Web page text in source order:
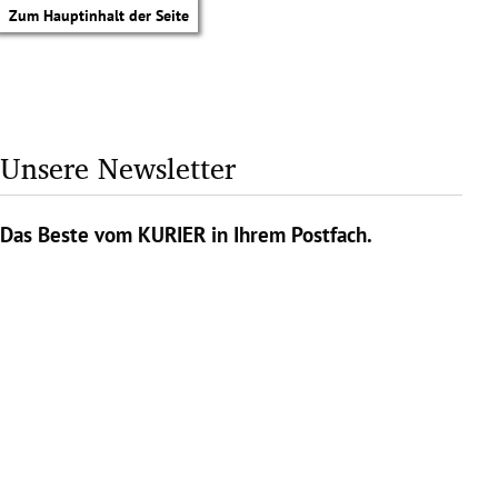
Zum Hauptinhalt der Seite
Unsere Newsletter
Das Beste vom KURIER in Ihrem Postfach.